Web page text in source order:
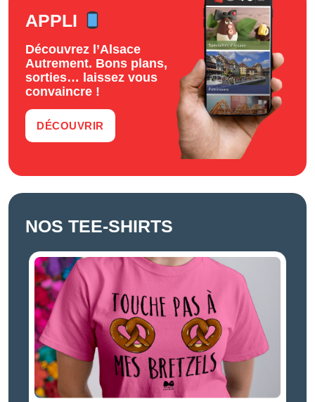
APPLI
Découvrez l’Alsace
Autrement. Bons plans,
sorties… laissez vous
convaincre !
DÉCOUVRIR
NOS TEE-SHIRTS